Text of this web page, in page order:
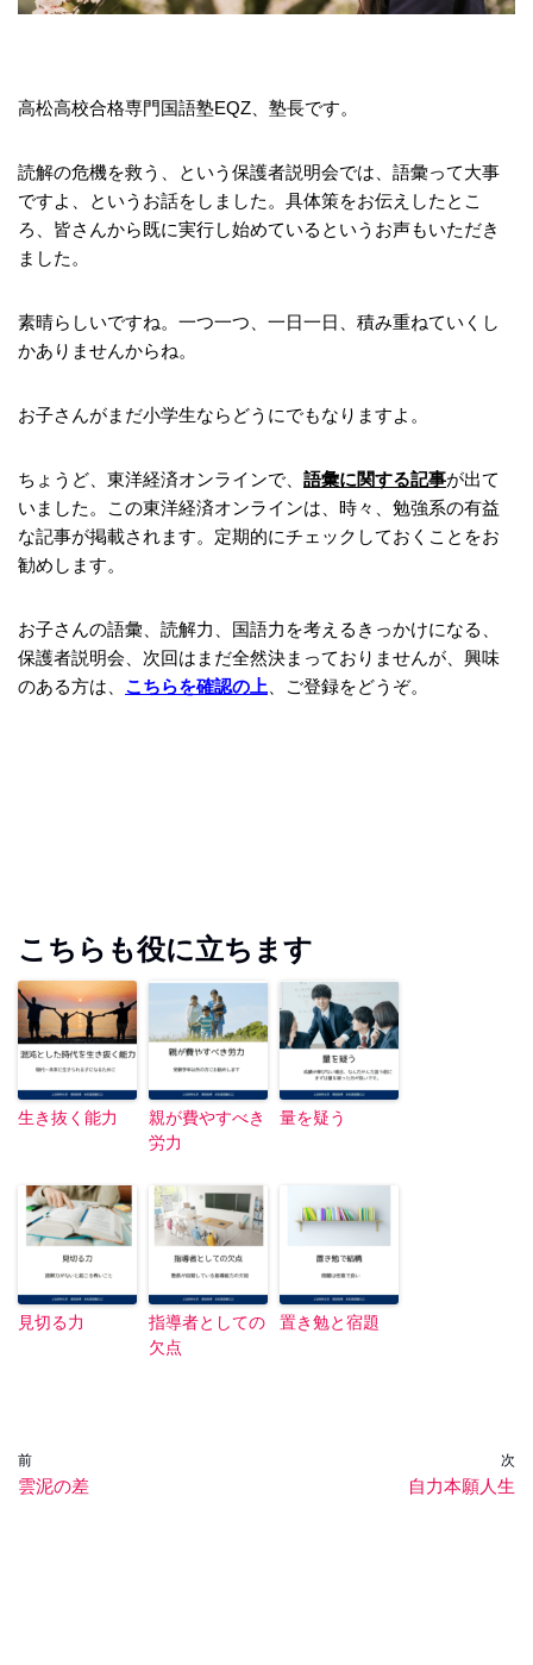
高松高校合格専門国語塾EQZ、塾長です。
読解の危機を救う、という保護者説明会では、語彙って大事
ですよ、というお話をしました。具体策をお伝えしたとこ
ろ、皆さんから既に実行し始めているというお声もいただき
ました。
素晴らしいですね。一つ一つ、一日一日、積み重ねていくし
かありませんからね。
お子さんがまだ小学生ならどうにでもなりますよ。
ちょうど、東洋経済オンラインで、 語彙に関する記事が出て
いました。この東洋経済オンラインは、時々、勉強系の有益
な記事が掲載されます。定期的にチェックしておくことをお
勧めします。
お子さんの語彙、読解力、国語力を考えるきっかけになる、
保護者説明会、次回はまだ全然決まっておりませんが、興味
のある方は、 こちらを確認の上 、ご登録をどうぞ。
こちらも役に立ちます
生き抜く能力
親が費やすべき
労力
量を疑う
見切る力
指導者としての
欠点
置き勉と宿題
前
雲泥の差
次
自力本願人生